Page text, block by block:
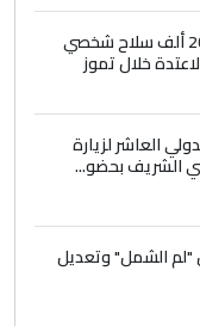
الداخلية: تسجيل أكثر من 20 ألف سلاح شخصي
خلال تموز
العاشر لزيارة
الشريف بحضو...
"لم الشمل" وتعديل